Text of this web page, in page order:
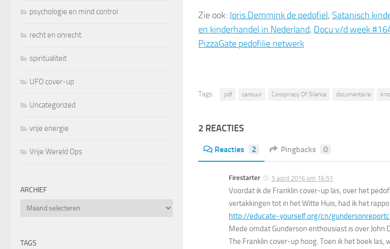
Zie ook: Joris Demmink de pedofiel, Satanisch
en kinderhandel in Nederland, Docu v/d week
PizzaGate pedofilie netwerk
Tags: .pdf censuur Conspiracy Of Silence documentaire
2 REACTIES
Reacties 2 Pingbacks 0
Firestarter 5 april 2016 om 16:51
Voordat ik de Franklin cover-up las, over het
vertakkingen tot in het Witte Huis, had ik het
http://educate-yourself.org/cn/
Mede omdat Gunderson enthousiast is over
The Franklin cover-up hoog. Toen ik het boek las,
psychologie en mind control
recht en onrecht
spiritualiteit
UFO cover-up
Uncategorized
vrije energie
Vrije Wereld Ops
ARCHIEF
Archief
TAGS